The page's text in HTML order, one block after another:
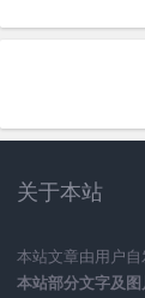
关于本站
本站文章由用户
本站部分文字及